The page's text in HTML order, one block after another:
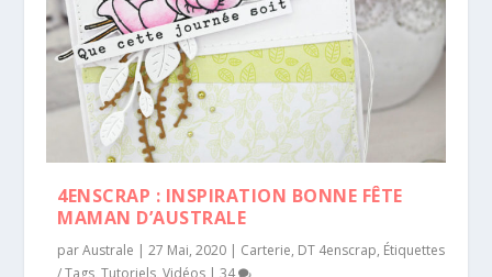
4ENSCRAP : INSPIRATION BONNE FÊTE
MAMAN D’AUSTRALE
parAustrale |27 Mai, 2020 | Carterie, DT 4enscrap, Étiquettes
/ Tags,Tutoriels,Vidéos |34